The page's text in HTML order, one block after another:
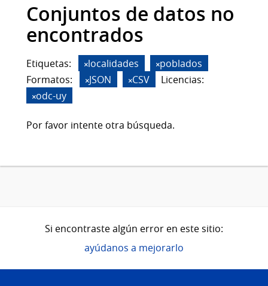
Conjuntos de datos no
encontrados
Etiquetas: localidades
poblados
Formatos:
JSON CSV
Licencias:
odc-uy
Por favor intente otra búsqueda.
Si encontraste algún error en este sitio:
ayúdanos a mejorarlo